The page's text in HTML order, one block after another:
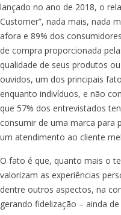
lançado no ano de 2018, o
Customer”, nada mais, nada
afora e 89% dos
de compra proporcionada
qualidade de seus produtos
ouvidos, um dos principais
enquanto indivíduos, e não
que 57% dos entrevistados
consumir de uma marca para
um atendimento ao cliente
O fato é que, quanto mais o
valorizam as experiências
dentre outros aspectos, na
gerando fidelização – ainda